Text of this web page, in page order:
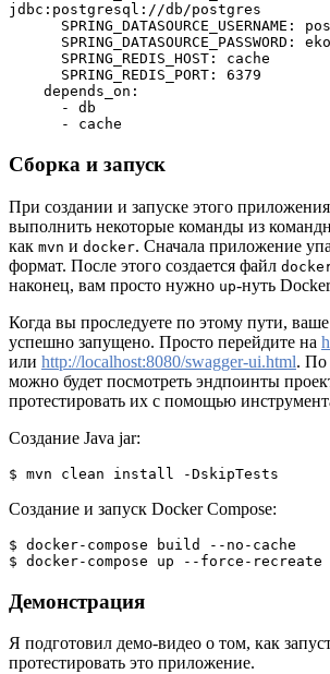
jdbc:postgresql://db/postgres
SPRING_DATASOURCE_USERNAME:
SPRING_DATASOURCE_PASSWORD:
      SPRING_REDIS_HOST: cache
      SPRING_REDIS_PORT: 6379
    depends_on:
      - db
      - cache
Сборка и запуск
При создании и запуске этого
выполнить некоторые команды из
как mvn и docker. Сначала приложение
формат. После этого создается файл
наконец, вам просто нужно up-нуть
Когда вы проследуете по этому пути,
успешно запущено. Просто перейдите на
или http://localhost:8080/swagger-ui.html. По
можно будет посмотреть эндпоинты
протестировать их с помощью
Создание Java jar:
$ mvn clean install -DskipTests
Создание и запуск Docker Compose:
$ docker-compose build --no-cache
$ docker-compose up --force-recreate
Демонстрация
Я подготовил демо-видео о том, как
протестировать это приложение.